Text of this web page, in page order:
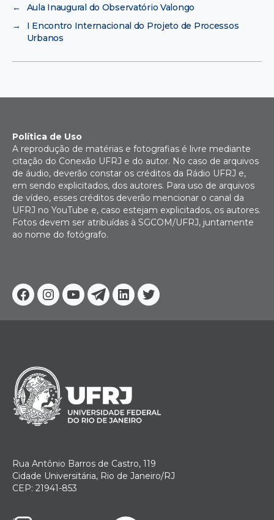
←
Aula Inaugural do Observatório Valongo
→
I Encontro Internacional do Projeto de Processos
Urbanos
Facebook
Instagram
YoutubeTelegram
Linkedin
Twitter
Política de Uso
A reprodução de matérias e fotografias é livre mediante
citação do Conexão UFRJ e do autor. No caso de arquivos
de áudio, deverão constar os créditos da Rádio UFRJ e,
em sendo explicitados, dos autores. Para uso de arquivos
de vídeo, esses créditos deverão mencionar o canal da
UFRJ no YouTube e, caso estejam explicitados, os autores.
Fotos devem ser atribuídas à SGCOM/UFRJ, juntamente
ao nome do fotógrafo.
Rua Antônio Barros de Castro, 119
Cidade Universitária, Rio de Janeiro/RJ
CEP: 21941-853